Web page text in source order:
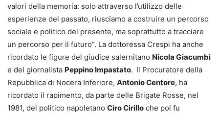
valori della memoria: solo attraverso l’utilizzo delle
esperienze del passato, riusciamo a costruire un percorso
sociale e politico del presente, ma soprattutto a tracciare
un percorso per il futuro”. La dottoressa Crespi ha anche
ricordato le figure del giudice salernitano Nicola Giacumbi
e del giornalista Peppino Impastato. Il Procuratore della
Repubblica di Nocera Inferiore, Antonio Centore, ha
ricordato il rapimento, da parte delle Brigate Rosse, nel
1981, del politico napoletano Ciro Cirillo che poi fu